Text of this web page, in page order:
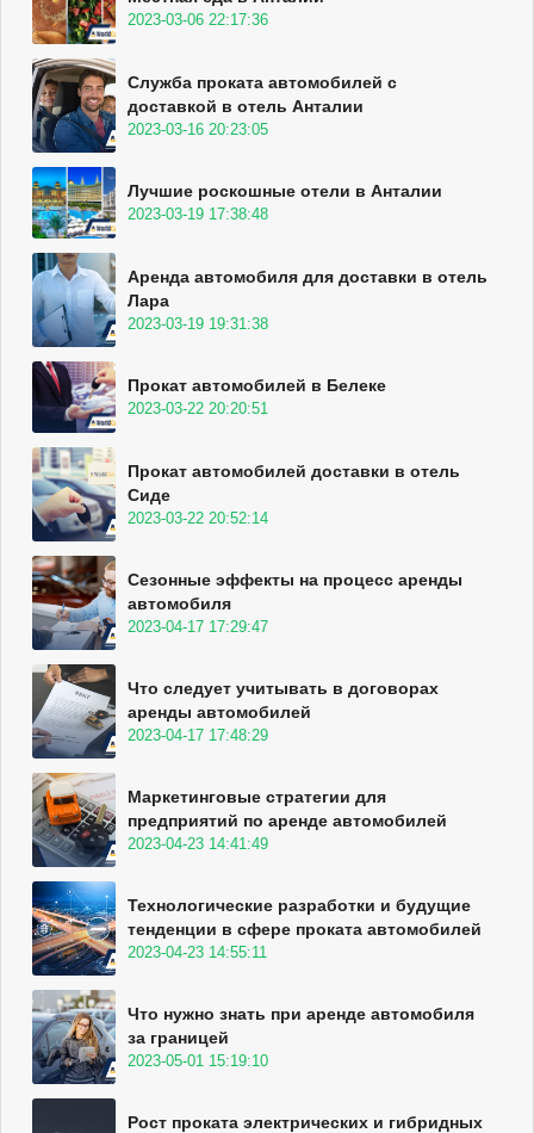
2023-03-06 22:17:36
Служба проката автомобилей с
доставкой в отель Анталии
2023-03-16 20:23:05
Лучшие роскошные отели в Анталии
2023-03-19 17:38:48
Аренда автомобиля для доставки в отель
Лара
2023-03-19 19:31:38
Прокат автомобилей в Белеке
2023-03-22 20:20:51
Прокат автомобилей доставки в отель
Сиде
2023-03-22 20:52:14
Сезонные эффекты на процесс аренды
автомобиля
2023-04-17 17:29:47
Что следует учитывать в договорах
аренды автомобилей
2023-04-17 17:48:29
Маркетинговые стратегии для
предприятий по аренде автомобилей
2023-04-23 14:41:49
Технологические разработки и будущие
тенденции в сфере проката автомобилей
2023-04-23 14:55:11
Что нужно знать при аренде автомобиля
за границей
2023-05-01 15:19:10
Рост проката электрических и гибридных